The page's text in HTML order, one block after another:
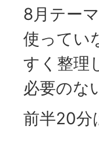
8月テー
使ってい
すく整理
必要のな
前半20分